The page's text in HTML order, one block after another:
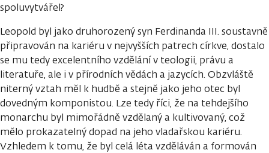
spoluvytvářel?
Leopold byl jako druhorozený syn Ferdinanda III. soustavně
připravován na kariéru v nejvyšších patrech církve, dostalo
se mu tedy excelentního vzdělání v teologii, právu a
literatuře, ale i v přírodních vědách a jazycích. Obzvláště
niterný vztah měl k hudbě a stejně jako jeho otec byl
dovedným komponistou. Lze tedy říci, že na tehdejšího
monarchu byl mimořádně vzdělaný a kultivovaný, což
mělo prokazatelný dopad na jeho vladařskou kariéru.
Vzhledem k tomu, že byl celá léta vzděláván a formován